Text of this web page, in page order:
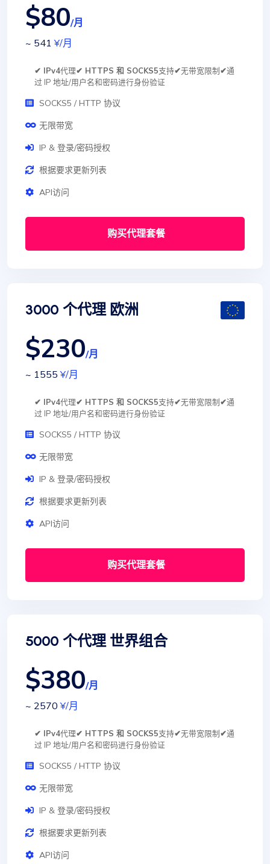
$80/月
~ 541¥/月
✔ IPv4代理✔ HTTPS 和 SOCKS5支持✔无带宽限制✔通
过 IP 地址/用户名和密码进行身份验证
SOCKS5 / HTTP 协议
无限带宽
IP & 登录/密码授权
根据要求更新列表
API访问
购买代理套餐
3000 个代理 欧洲
$230/月
~ 1555¥/月
✔ IPv4代理✔ HTTPS 和 SOCKS5支持✔无带宽限制✔通
过 IP 地址/用户名和密码进行身份验证
SOCKS5 / HTTP 协议
无限带宽
IP & 登录/密码授权
根据要求更新列表
API访问
购买代理套餐
5000 个代理 世界组合
$380/月
~ 2570¥/月
✔ IPv4代理✔ HTTPS 和 SOCKS5支持✔无带宽限制✔通
过 IP 地址/用户名和密码进行身份验证
SOCKS5 / HTTP 协议
无限带宽
IP & 登录/密码授权
根据要求更新列表
API访问